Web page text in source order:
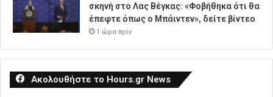
σκηνή στο Λας Βέγκας: «Φοβήθηκα ότι θα
έπεφτε όπως ο Μπάιντεν», δείτε βίντεο
1 ώρα πρίν
Ακολουθήστε το Hours.gr News